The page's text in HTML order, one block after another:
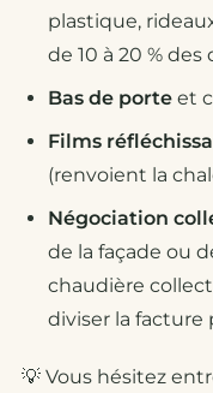
plastique,
de 10 à 20 %
Bas de porte et
Films
(renvoient la
Négociation
de la façade ou
chaudière
diviser la facture
💡 Vous hésitez